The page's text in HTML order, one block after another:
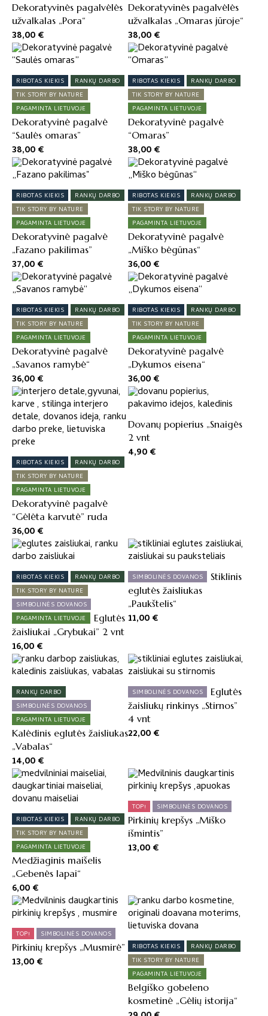
Dekoratyvinės pagalvėlės
užvalkalas „Pora“
38,00€
Dekoratyvinės pagalvėlės
užvalkalas „Omaras jūroje“
38,00€
RIBOTAS KIEKIS
RANKŲ DARBO
TIK STORY BY NATURE
PAGAMINTA LIETUVOJE
Dekoratyvinė pagalvė
“Saulės omaras”
38,00€
RIBOTAS KIEKIS
RANKŲ DARBO
TIK STORY BY NATURE
PAGAMINTA LIETUVOJE
Dekoratyvinė pagalvė
“Omaras”
38,00€
RIBOTAS KIEKIS
RANKŲ DARBO
TIK STORY BY NATURE
PAGAMINTA LIETUVOJE
Dekoratyvinė pagalvė
„Fazano pakilimas”
37,00€
RIBOTAS KIEKIS
RANKŲ DARBO
TIK STORY BY NATURE
PAGAMINTA LIETUVOJE
Dekoratyvinė pagalvė
„Miško bėgūnas“
36,00€
RIBOTAS KIEKIS
RANKŲ DARBO
TIK STORY BY NATURE
PAGAMINTA LIETUVOJE
Dekoratyvinė pagalvė
„Savanos ramybė“
36,00€
RIBOTAS KIEKIS
RANKŲ DARBO
TIK STORY BY NATURE
PAGAMINTA LIETUVOJE
Dekoratyvinė pagalvė
„Dykumos eisena“
36,00€
RIBOTAS KIEKIS
RANKŲ DARBO
TIK STORY BY NATURE
PAGAMINTA LIETUVOJE
Dekoratyvinė pagalvė
“Gėlėta karvutė” ruda
36,00€
Dovanų popierius „Snaigės
2 vnt
4,90€
RIBOTAS KIEKIS
RANKŲ DARBO
TIK STORY BY NATURE
SIMBOLINĖS DOVANOS
PAGAMINTA LIETUVOJE
Eglutės
žaisliukai „Grybukai” 2 vnt
16,00€
SIMBOLINĖS DOVANOS
Stiklinis
eglutės žaisliukas
„Paukštelis“
11,00€
RANKŲ DARBO
SIMBOLINĖS DOVANOS
PAGAMINTA LIETUVOJE
Kalėdinis eglutės žaisliukas
„Vabalas“
14,00€
SIMBOLINĖS DOVANOS
Eglutės
žaisliukų rinkinys „Stirnos”
4 vnt
22,00€
RIBOTAS KIEKIS
RANKŲ DARBO
TIK STORY BY NATURE
PAGAMINTA LIETUVOJE
Medžiaginis maišelis
„Gebenės lapai“
6,00€
TOP! SIMBOLINĖS DOVANOS
Pirkinių krepšys „Miško
išmintis”
13,00€
TOP! SIMBOLINĖS DOVANOS
Pirkinių krepšys „Musmirė”
13,00€
RIBOTAS KIEKIS
RANKŲ DARBO
TIK STORY BY NATURE
PAGAMINTA LIETUVOJE
Belgiško gobeleno
kosmetinė „Gėlių istorija“